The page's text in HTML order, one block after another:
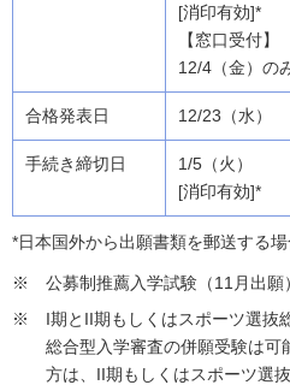
[消印有効]*
【窓口受付】
12/4（金）の
12/23（水）
1/5（火）
[消印有効]*
*日本国外から出願書類を郵送する
公募制推薦入学試験（11月出願
I期とII期もしくはスポーツ選抜
総合型入学審査の併願受験は可
方は、II期もしくはスポーツ選